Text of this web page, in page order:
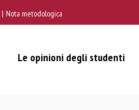
Nota metodologica
Le opinioni degli studenti